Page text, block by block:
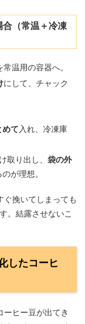
（常温＋冷凍
常温用の容器へ。
にして、チャック
めて 入れ、冷凍庫
取り出し、袋の外
が理想。
挽いてしまっても
。結露させないこ
したコーヒ
ーヒー豆が出てき